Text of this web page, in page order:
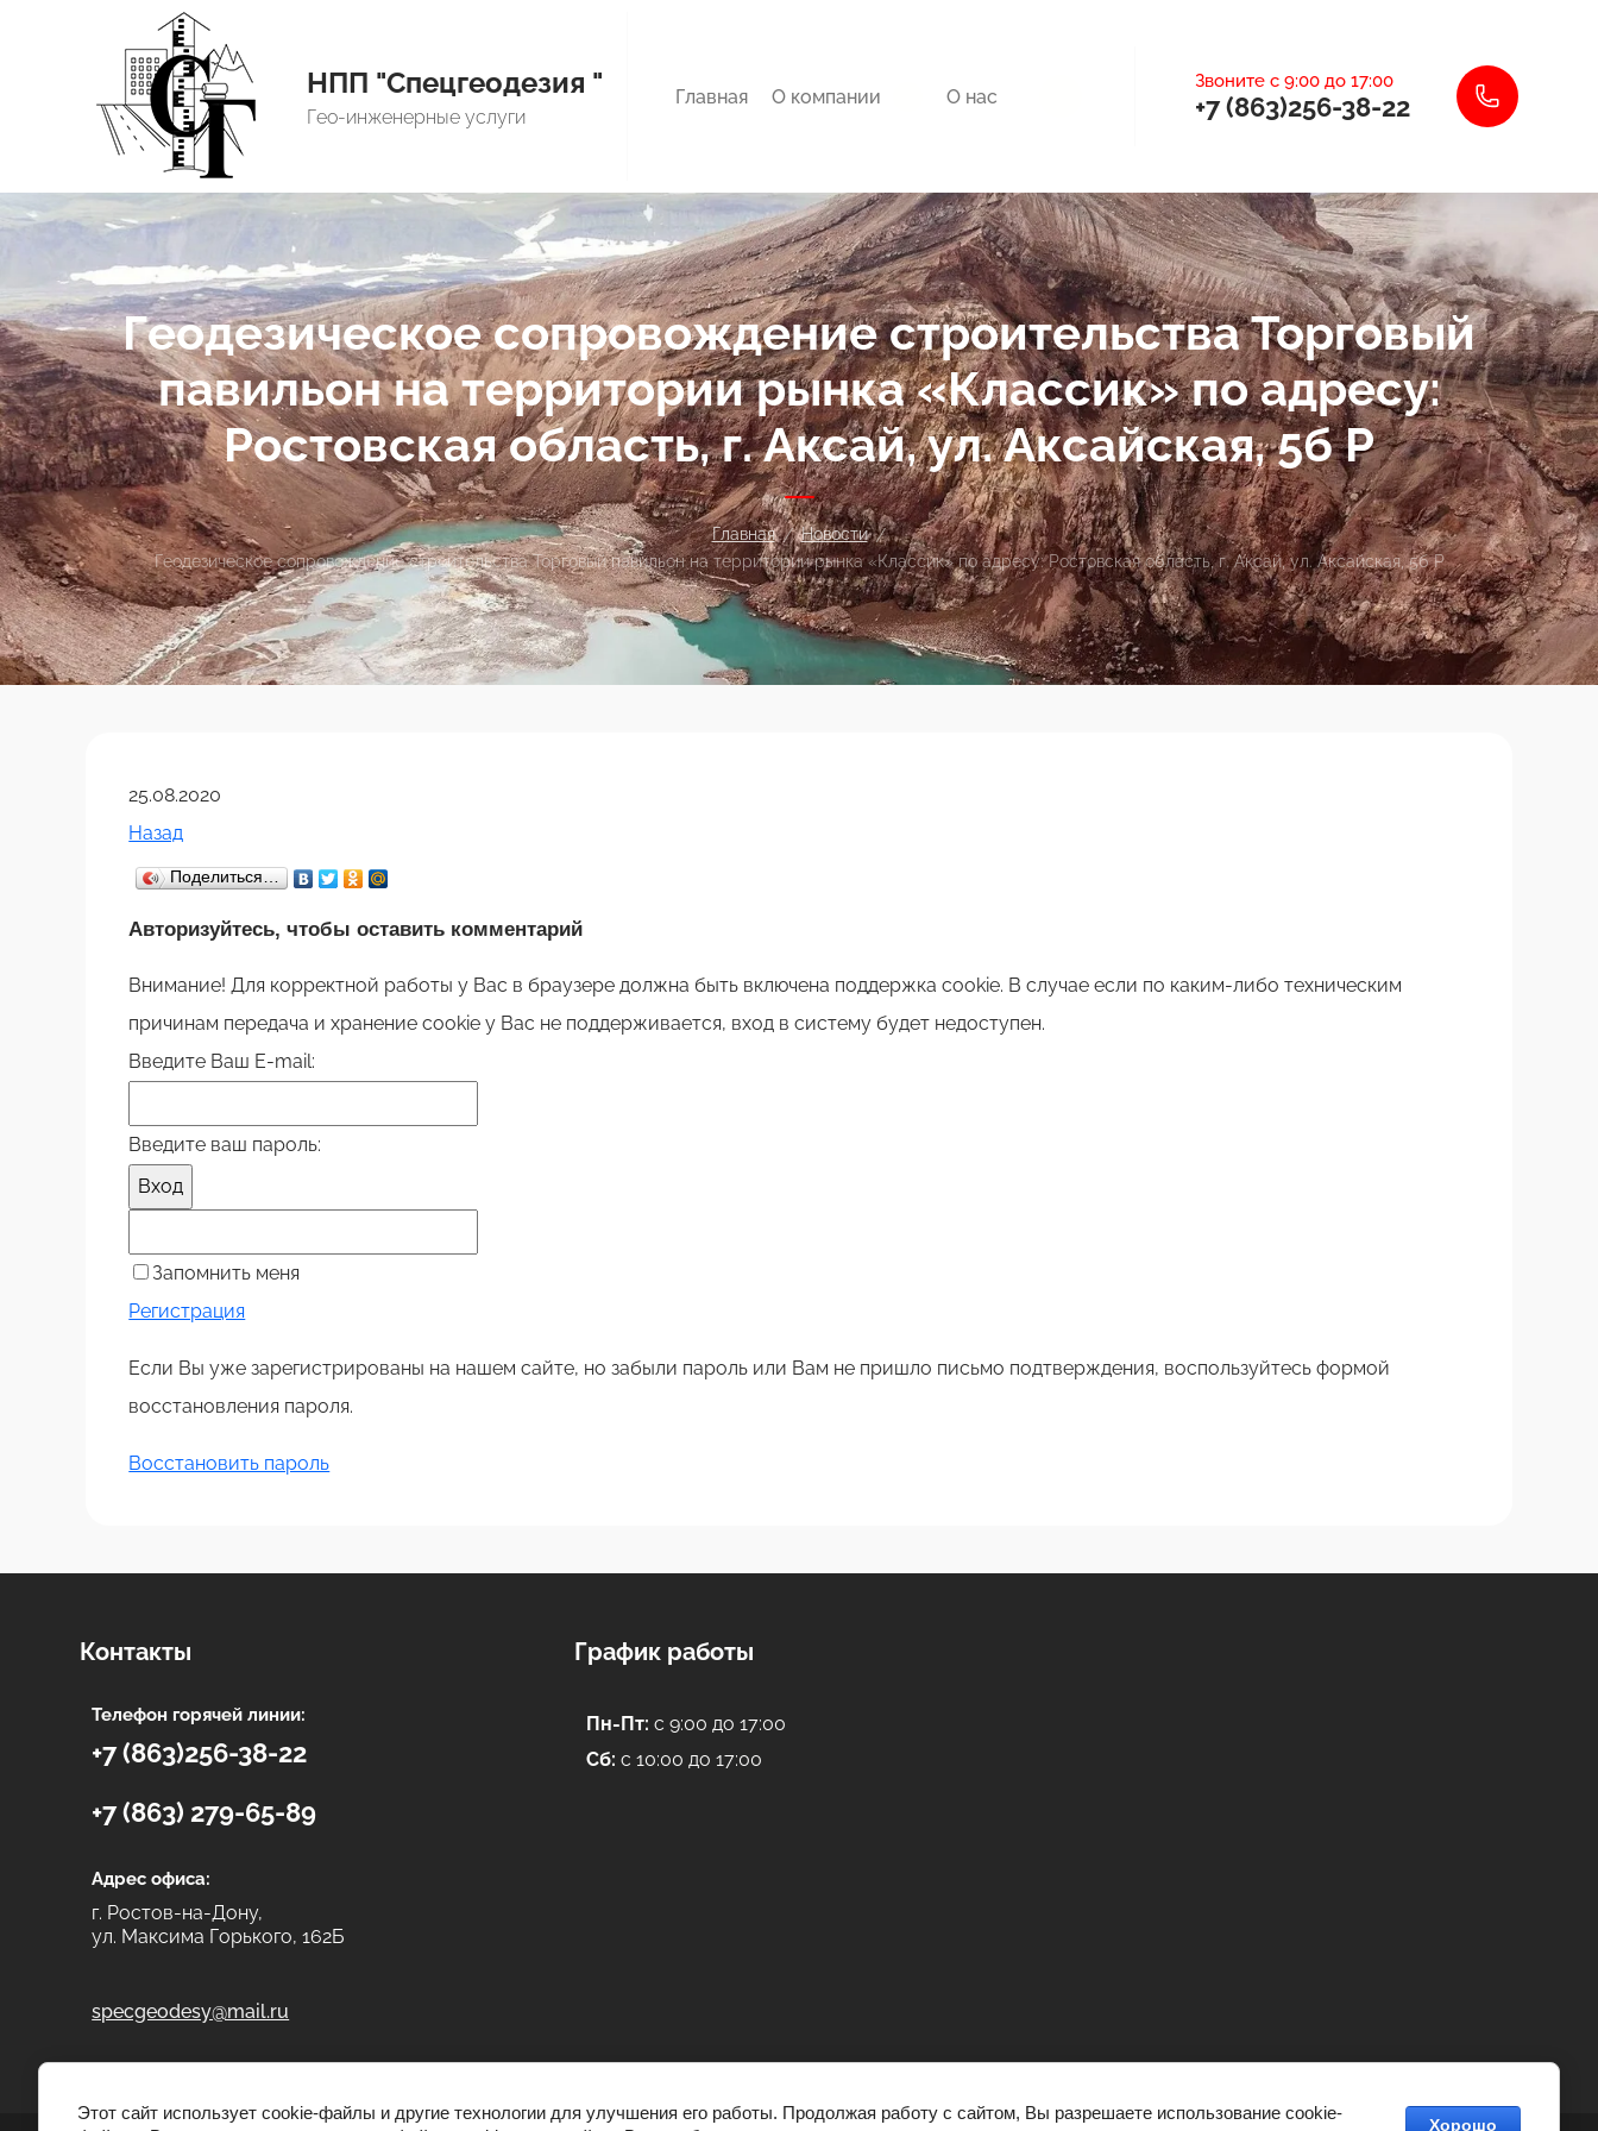
НПП "Спецгеодезия "
Гео-инженерные услуги
Главная О компании О нас
Звоните с 9:00 до 17:00
+7 (863)256-38-22
Геодезическое сопровождение строительства Торговый
павильон на территории рынка «Классик» по адресу:
Ростовская область, г. Аксай, ул. Аксайская, 5б Р
Главная / Новости /
Геодезическое сопровождение строительства Торговый павильон на территории рынка «Классик» по адресу: Ростовская область, г. Аксай, ул. Аксайская, 5б Р
25.08.2020
Назад
Поделиться…
Авторизуйтесь, чтобы оставить комментарий
Внимание! Для корректной работы у Вас в браузере должна быть включена поддержка cookie. В случае если по каким-либо техническим
причинам передача и хранение cookie у Вас не поддерживается, вход в систему будет недоступен.
Введите Ваш E-mail:
Введите ваш пароль:
Вход
Запомнить меня
Регистрация
Если Вы уже зарегистрированы на нашем сайте, но забыли пароль или Вам не пришло письмо подтверждения, воспользуйтесь формой
восстановления пароля.
Восстановить пароль
Контакты
Телефон горячей линии:
+7 (863)256-38-22
+7 (863) 279-65-89
Адрес офиса:
г. Ростов-на-Дону,
ул. Максима Горького, 162Б
specgeodesy@mail.ru
График работы
Пн-Пт: с 9:00 до 17:00
Сб: с 10:00 до 17:00
Этот сайт использует cookie-файлы и другие технологии для улучшения его работы. Продолжая работу с сайтом, Вы разрешаете использование cookie-
Хорошо